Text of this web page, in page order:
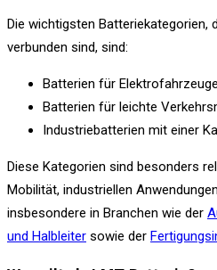
Die wichtigsten Batteriekategorien,
verbunden sind, sind:
Batterien für Elektrofahrzeuge
Batterien für leichte
Industriebatterien mit einer
Diese Kategorien sind besonders
Mobilität, industriellen
insbesondere in Branchen wie der
und Halbleiter sowie der